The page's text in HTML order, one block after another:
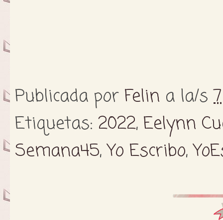
Publicada por Felin a la/s
Etiquetas: 2022, Eelynn
Semana45,Yo Escribo,